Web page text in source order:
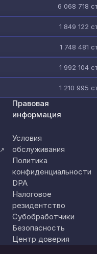
6 068 718
1 849 122
1 748 481
1 992 104
1 210 995
↗
Правовая
информация
Условия
обслуживания
Политика
конфиденциальности
DPA
Налоговое
резидентство
Субобработчики
Безопасность
Центр доверия